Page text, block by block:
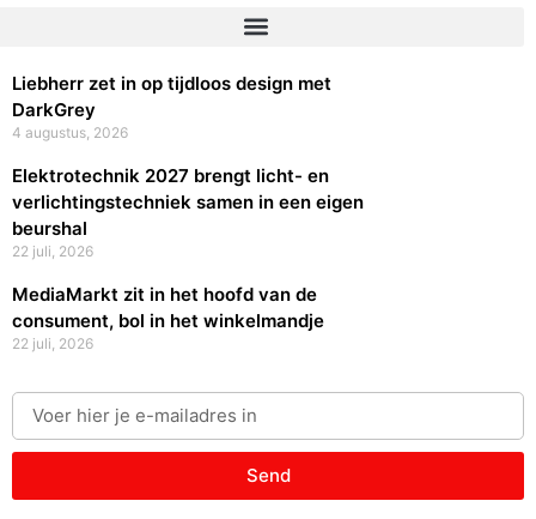
Liebherr zet in op tijdloos design met
DarkGrey
4 augustus, 2026
Elektrotechnik 2027 brengt licht- en
verlichtingstechniek samen in een eigen
beurshal
22 juli, 2026
MediaMarkt zit in het hoofd van de
consument, bol in het winkelmandje
22 juli, 2026
Send